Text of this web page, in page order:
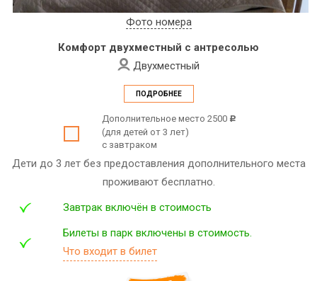
Фото номера
Комфорт двухместный с антресолью
Двухместный
ПОДРОБНЕЕ
Дополнительное место 2500 c
(для детей от 3 лет)
с завтраком
Дети до 3 лет без предоставления дополнительного места
проживают бесплатно.
Завтрак включён в стоимость
Билеты в парк включены в стоимость.
Что входит в билет